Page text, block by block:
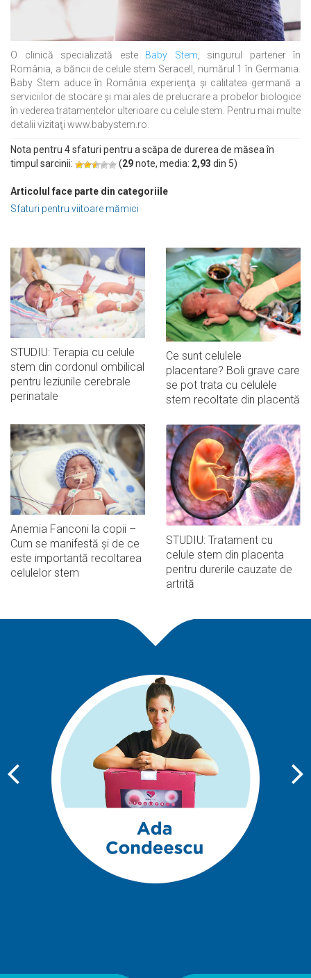
O clinică specializată este Baby Stem, singurul partener în
România, a băncii de celule stem Seracell, numărul 1 în Germania.
Baby Stem aduce în România experienţa şi calitatea germană a
serviciilor de stocare şi mai ales de prelucrare a probelor biologice
în vederea tratamentelor ulterioare cu celule stem. Pentru mai multe
detalii vizitaţi www.babystem.ro.
Nota pentru 4 sfaturi pentru a scăpa de durerea de măsea în
timpul sarcinii:
(29note, media: 2,93 din 5)
Articolul face parte din categoriile
Sfaturi pentru viitoare mămici
STUDIU: Terapia cu celule
stem din cordonul ombilical
pentru leziunile cerebrale
perinatale
Ce sunt celulele
placentare? Boli grave care
se pot trata cu celulele
stem recoltate din placentă
Anemia Fanconi la copii –
Cum se manifestă și de ce
este importantă recoltarea
celulelor stem
STUDIU: Tratament cu
celule stem din placenta
pentru durerile cauzate de
artrită